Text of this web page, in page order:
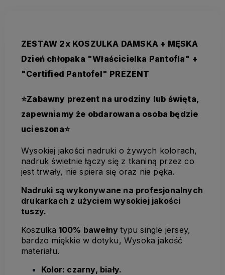
ZESTAW 2x KOSZULKA DAMSKA + MĘSKA
Dzień chłopaka "Właścicielka Pantofla" +
"Certified Pantofel" PREZENT
⭐Zabawny prezent na urodziny lub święta,
zapewniamy że obdarowana osoba będzie
ucieszona⭐
Wysokiej jakości nadruki o żywych kolorach,
nadruk świetnie łączy się z tkaniną przez co
jest trwały, nie spiera się oraz nie pęka.
Nadruki są wykonywane na profesjonalnych
drukarkach z użyciem wysokiej jakości
tuszy.
Koszulka 100% bawełnytypu single jersey,
bardzo miękkie w dotyku, Wysoka jakość
materiału.
Kolor: czarny, biały.